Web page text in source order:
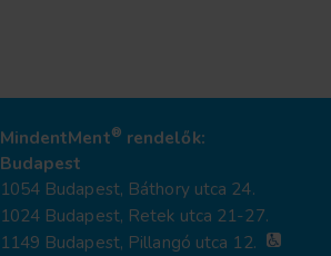
MindentMent® rendelők:
Budapest
1054 Budapest, Báthory utca 24.
1024 Budapest, Retek utca 21-27.
1149 Budapest, Pillangó utca 12.